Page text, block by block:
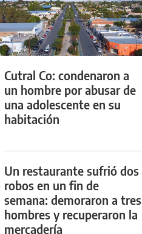
Cutral Co: condenaron a
un hombre por abusar de
una adolescente en su
habitación
Un restaurante sufrió dos
robos en un fin de
semana: demoraron a tres
hombres y recuperaron la
mercadería